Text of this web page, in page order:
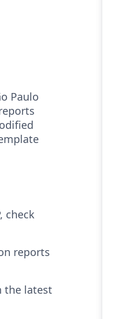
Paulo
check
reports
the latest